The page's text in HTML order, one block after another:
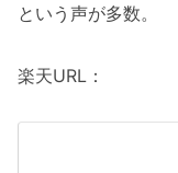
という声が多数。
楽天URL：